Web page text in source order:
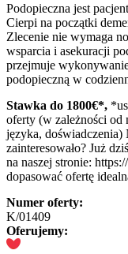
Podopieczna jest
Cierpi na początki
Zlecenie nie wymaga
wsparcia i asekuracji
przejmuje
podopieczną w
Stawka do 1800€*,
oferty (w zależności od
języka, doświadczenia)
zainteresowało? Już
na naszej stronie:
dopasować ofertę
Numer oferty:
K/01409
Oferujemy: